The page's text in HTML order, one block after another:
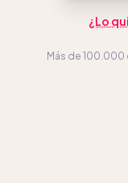
¿Lo
Más de